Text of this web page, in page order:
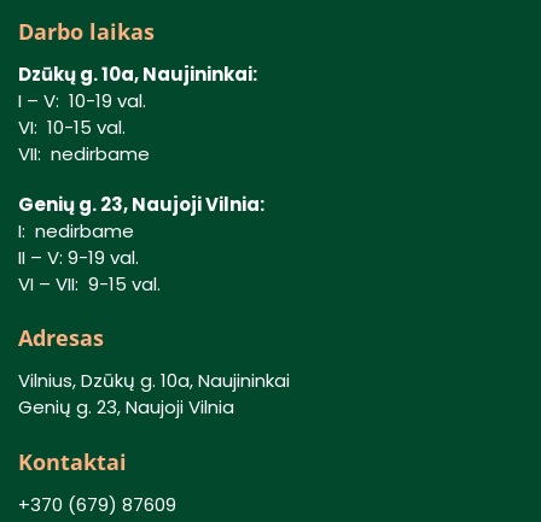
Darbo laikas
Dzūkų g. 10a, Naujininkai:
I – V: 10-19 val.
VI: 10-15 val.
VII: nedirbame
Genių g. 23, Naujoji Vilnia:
I: nedirbame
II – V: 9-19 val.
VI – VII: 9-15 val.
Adresas
Vilnius, Dzūkų g. 10a, Naujininkai
Genių g. 23, Naujoji Vilnia
Kontaktai
+370 (679) 87609